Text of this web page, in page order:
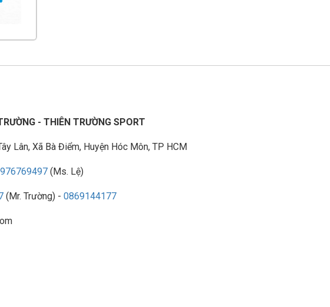
- THIÊN TRƯỜNG SPORT
Lân, Xã Bà Điểm, Huyện Hóc Môn, TP HCM
(Ms. Lệ)
(Mr. Trường) - 0869144177